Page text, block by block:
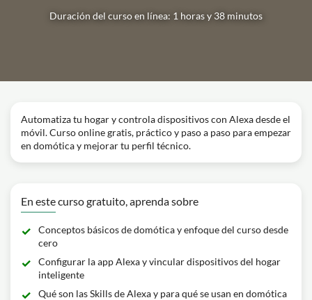
Duración del curso en línea: 1 horas y 38 minutos
Automatiza tu hogar y controla dispositivos con Alexa desde el
móvil. Curso online gratis, práctico y paso a paso para empezar
en domótica y mejorar tu perfil técnico.
En este curso gratuito, aprenda sobre
Conceptos básicos de domótica y enfoque del curso desde
cero
Configurar la app Alexa y vincular dispositivos del hogar
inteligente
Qué son las Skills de Alexa y para qué se usan en domótica